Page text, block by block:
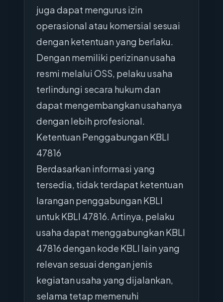
juga dapat mengurus izin
operasional atau komersial sesuai
dengan ketentuan yang berlaku.
Dengan memiliki perizinan usaha
resmi melalui OSS, pelaku usaha
terlindungi secara hukum dan
dapat mengembangkan usahanya
dengan lebih profesional.
Ketentuan Penggabungan KBLI
47816
Berdasarkan informasi yang
tersedia, tidak terdapat ketentuan
larangan penggabungan KBLI
untuk KBLI 47816. Artinya, pelaku
usaha dapat menggabungkan KBLI
47816 dengan kode KBLI lain yang
relevan sesuai dengan jenis
kegiatan usaha yang dijalankan,
selama tetap memenuhi